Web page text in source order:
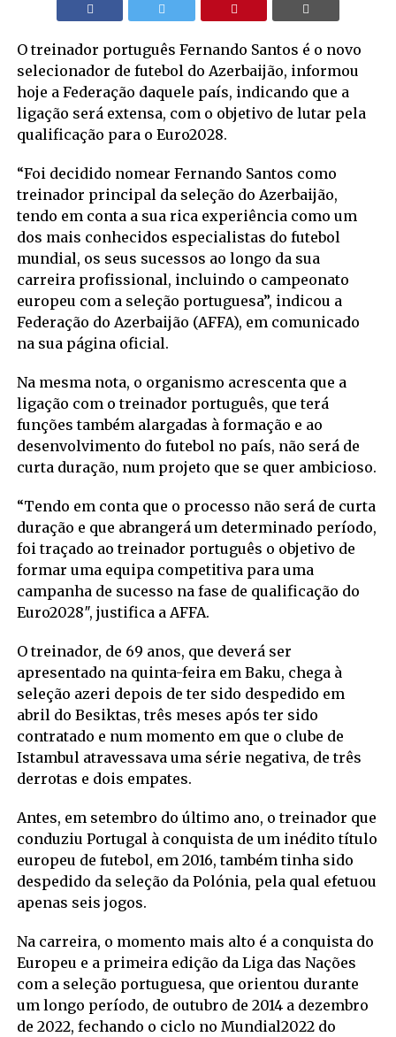
O treinador português Fernando Santos é o novo
selecionador de futebol do Azerbaijão, informou
hoje a Federação daquele país, indicando que a
ligação será extensa, com o objetivo de lutar pela
qualificação para o Euro2028.
“Foi decidido nomear Fernando Santos como
treinador principal da seleção do Azerbaijão,
tendo em conta a sua rica experiência como um
dos mais conhecidos especialistas do futebol
mundial, os seus sucessos ao longo da sua
carreira profissional, incluindo o campeonato
europeu com a seleção portuguesa”, indicou a
Federação do Azerbaijão (AFFA), em comunicado
na sua página oficial.
Na mesma nota, o organismo acrescenta que a
ligação com o treinador português, que terá
funções também alargadas à formação e ao
desenvolvimento do futebol no país, não será de
curta duração, num projeto que se quer ambicioso.
“Tendo em conta que o processo não será de curta
duração e que abrangerá um determinado período,
foi traçado ao treinador português o objetivo de
formar uma equipa competitiva para uma
campanha de sucesso na fase de qualificação do
Euro2028″, justifica a AFFA.
O treinador, de 69 anos, que deverá ser
apresentado na quinta-feira em Baku, chega à
seleção azeri depois de ter sido despedido em
abril do Besiktas, três meses após ter sido
contratado e num momento em que o clube de
Istambul atravessava uma série negativa, de três
derrotas e dois empates.
Antes, em setembro do último ano, o treinador que
conduziu Portugal à conquista de um inédito título
europeu de futebol, em 2016, também tinha sido
despedido da seleção da Polónia, pela qual efetuou
apenas seis jogos.
Na carreira, o momento mais alto é a conquista do
Europeu e a primeira edição da Liga das Nações
com a seleção portuguesa, que orientou durante
um longo período, de outubro de 2014 a dezembro
de 2022, fechando o ciclo no Mundial2022 do